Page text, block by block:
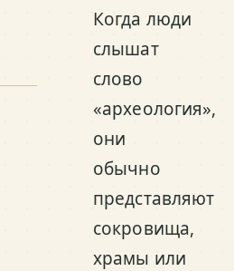
Когда люди
слышат
слово
«археология»,
они
обычно
представляют
сокровища,
храмы или